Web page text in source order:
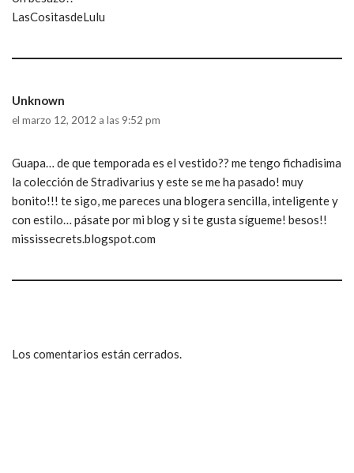
LasCositasdeLulu
Unknown
el marzo 12, 2012 a las 9:52 pm
Guapa… de que temporada es el vestido?? me tengo fichadisima
la colección de Stradivarius y este se me ha pasado! muy
bonito!!! te sigo, me pareces una blogera sencilla, inteligente y
con estilo… pásate por mi blog y si te gusta sígueme! besos!!
mississecrets.blogspot.com
Los comentarios están cerrados.